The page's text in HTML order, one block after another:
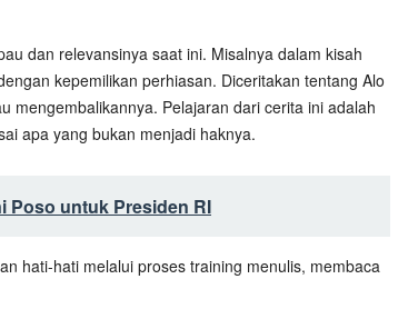
dan relevansinya saat ini. Misalnya dalam kisah
kepemilikan perhiasan. Diceritakan tentang Alo
mengembalikannya. Pelajaran dari cerita ini adalah
apa yang bukan menjadi haknya.
Poso untuk Presiden RI
hati-hati melalui proses training menulis, membaca